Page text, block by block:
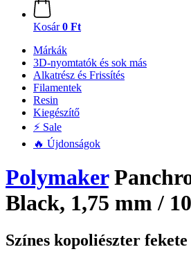
Kosár 0 Ft
Márkák
3D-nyomtatók és sok más
Alkatrész és Frissítés
Filamentek
Resin
Kiegészítő
⚡ Sale
🔥 Újdonságok
Polymaker
Black, 1,75 mm /
Színes kopoliészter fekete